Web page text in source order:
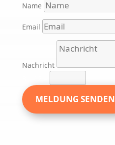
Name
Email
Nachricht
MELDUNG SENDEN